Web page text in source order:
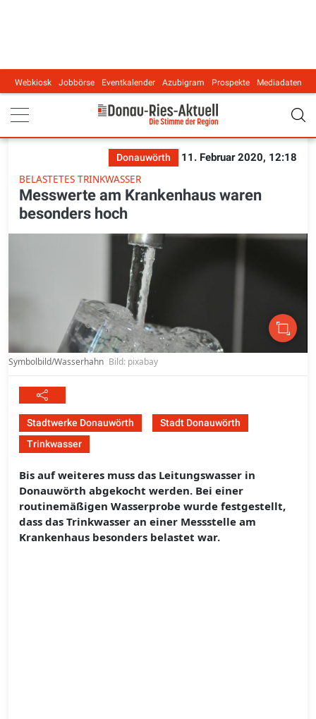
Main navigation
Webkiosk Jobbörse Eventkalender Azubigram Prospekte Mediadaten
Donauwörth
11. Februar 2020, 12:18
BELASTETES TRINKWASSER
Messwerte am Krankenhaus waren
besonders hoch
Symbolbild/Wasserhahn Bild: pixabay
Stadtwerke Donauwörth
Stadt Donauwörth
Trinkwasser
Bis auf weiteres muss das Leitungswasser in
Donauwörth abgekocht werden. Bei einer
routinemäßigen Wasserprobe wurde festgestellt,
dass das Trinkwasser an einer Messstelle am
Krankenhaus besonders belastet war.